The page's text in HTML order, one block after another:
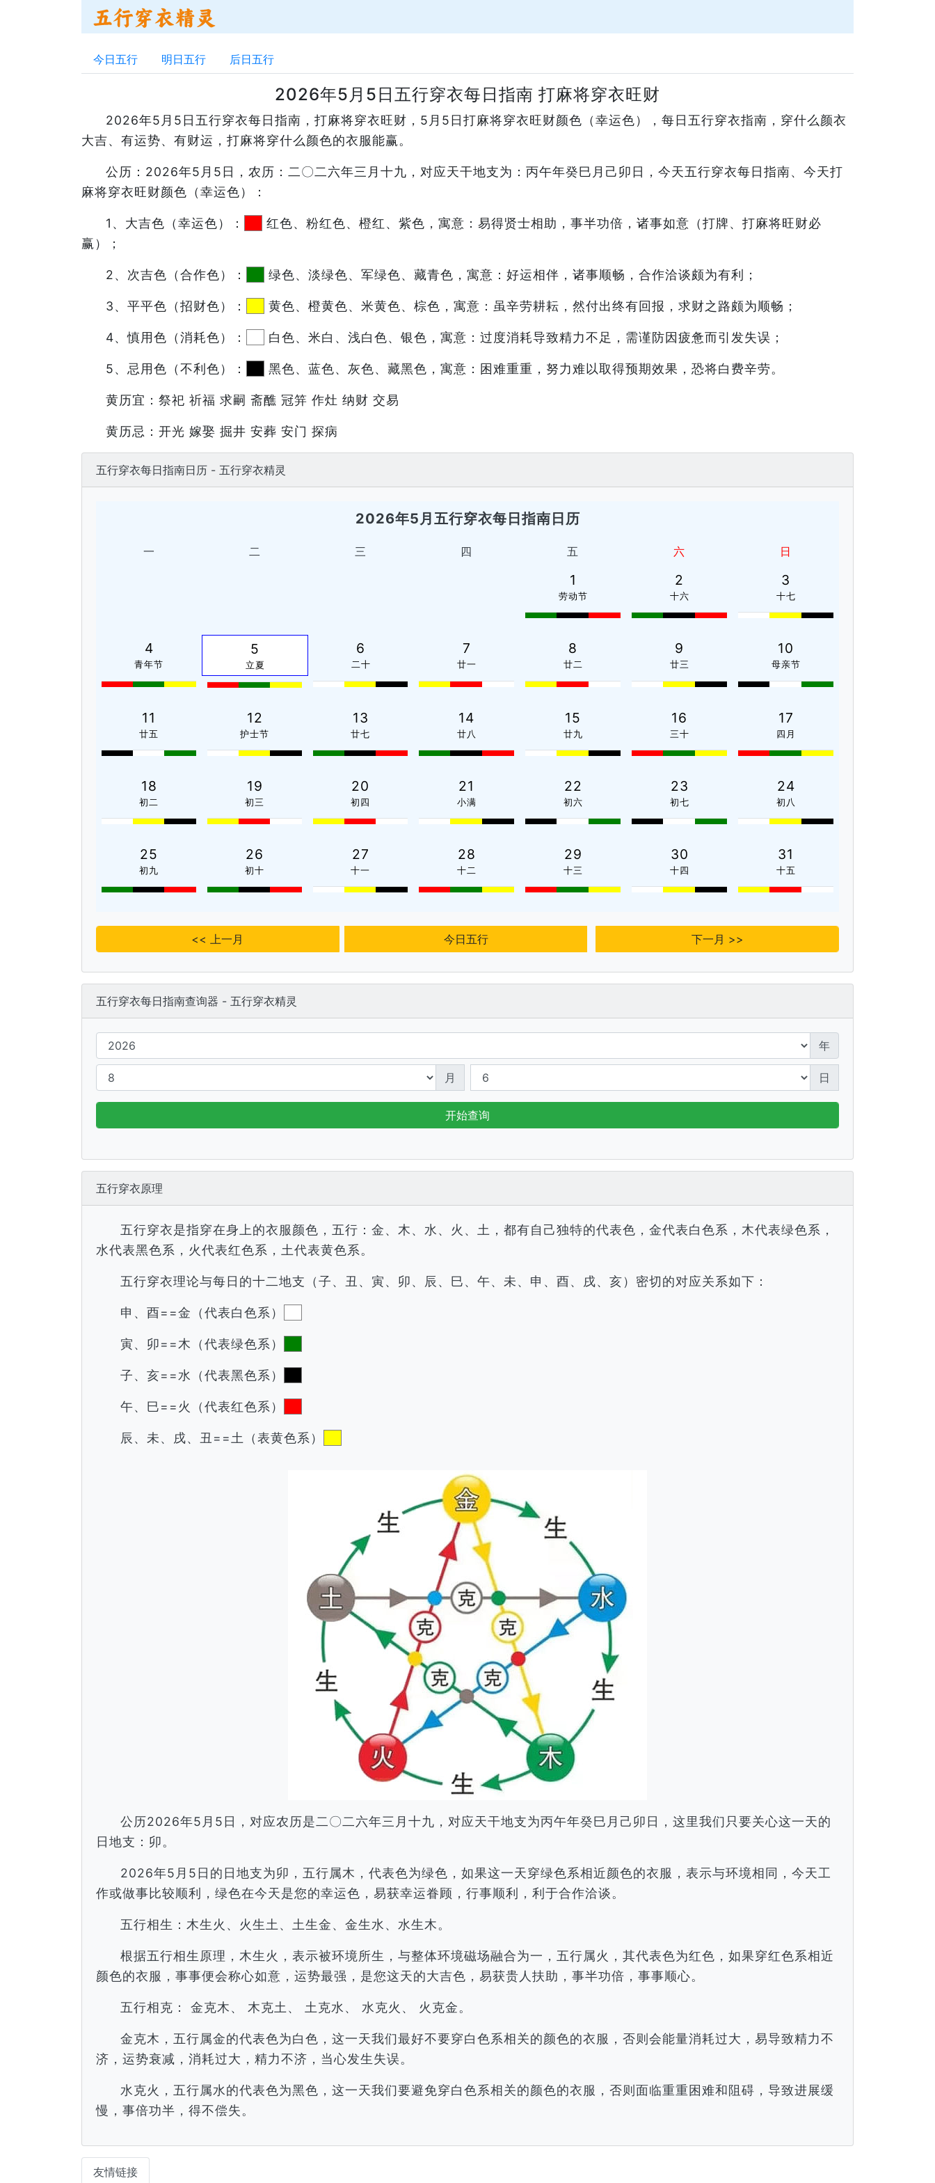
今日五行 明日五行 后日五行
2026年5月5日五行穿衣每日指南 打麻将穿衣旺财
2026年5月5日五行穿衣每日指南，打麻将穿衣旺财，5月5日打麻将穿衣旺财颜色（幸运色），每日五行穿衣指南，穿什么颜衣
大吉、有运势、有财运，打麻将穿什么颜色的衣服能赢。
公历：2026年5月5日，农历：二〇二六年三月十九，对应天干地支为：丙午年癸巳月己卯日，今天五行穿衣每日指南、今天打
麻将穿衣旺财颜色（幸运色）：
1、大吉色（幸运色）：
红色、粉红色、橙红、紫色，寓意：易得贤士相助，事半功倍，诸事如意（打牌、打麻将旺财必
赢）；
2、次吉色（合作色）： 绿色、淡绿色、军绿色、藏青色，寓意：好运相伴，诸事顺畅，合作洽谈颇为有利；
3、平平色（招财色）： 黄色、橙黄色、米黄色、棕色，寓意：虽辛劳耕耘，然付出终有回报，求财之路颇为顺畅；
4、慎用色（消耗色）： 白色、米白、浅白色、银色，寓意：过度消耗导致精力不足，需谨防因疲惫而引发失误；
5、忌用色（不利色）： 黑色、蓝色、灰色、藏黑色，寓意：困难重重，努力难以取得预期效果，恐将白费辛劳。
黄历宜：祭祀 祈福 求嗣 斋醮 冠笄 作灶 纳财 交易
黄历忌：开光 嫁娶 掘井 安葬 安门 探病
五行穿衣每日指南日历 - 五行穿衣精灵
2026年5月五行穿衣每日指南日历
一 二 三 四 五 六 日
1
劳动节
2
十六
3
十七
4
青年节
5
立夏
6
二十
7
廿一
8
廿二
9
廿三
10
母亲节
11
廿五
12
护士节
13
廿七
14
廿八
15
廿九
16
三十
17
四月
18
初二
19
初三
20
初四
21
小满
22
初六
23
初七
24
初八
25
初九
26
初十
27
十一
28
十二
29
十三
30
十四
31
十五
<< 上一月 今日五行 下一月 >>
五行穿衣每日指南查询器 - 五行穿衣精灵
年
月 日
开始查询
五行穿衣原理
五行穿衣是指穿在身上的衣服颜色，五行：金、木、水、火、土，都有自己独特的代表色，金代表白色系，木代表绿色系，
水代表黑色系，火代表红色系，土代表黄色系。
五行穿衣理论与每日的十二地支（子、丑、寅、卯、辰、巳、午、未、申、酉、戌、亥）密切的对应关系如下：
申、酉==金（代表白色系）
寅、卯==木（代表绿色系）
子、亥==水（代表黑色系）
午、巳==火（代表红色系）
辰、未、戌、丑==土（表黄色系）
公历2026年5月5日，对应农历是二〇二六年三月十九，对应天干地支为丙午年癸巳月己卯日，这里我们只要关心这一天的
日地支：卯。
2026年5月5日的日地支为卯，五行属木，代表色为绿色，如果这一天穿绿色系相近颜色的衣服，表示与环境相同，今天工
作或做事比较顺利，绿色在今天是您的幸运色，易获幸运眷顾，行事顺利，利于合作洽谈。
五行相生：木生火、火生土、土生金、金生水、水生木。
根据五行相生原理，木生火，表示被环境所生，与整体环境磁场融合为一，五行属火，其代表色为红色，如果穿红色系相近
颜色的衣服，事事便会称心如意，运势最强，是您这天的大吉色，易获贵人扶助，事半功倍，事事顺心。
五行相克： 金克木、 木克土、 土克水、 水克火、 火克金。
金克木，五行属金的代表色为白色，这一天我们最好不要穿白色系相关的颜色的衣服，否则会能量消耗过大，易导致精力不
济，运势衰减，消耗过大，精力不济，当心发生失误。
水克火，五行属水的代表色为黑色，这一天我们要避免穿白色系相关的颜色的衣服，否则面临重重困难和阻碍，导致进展缓
慢，事倍功半，得不偿失。
友情链接